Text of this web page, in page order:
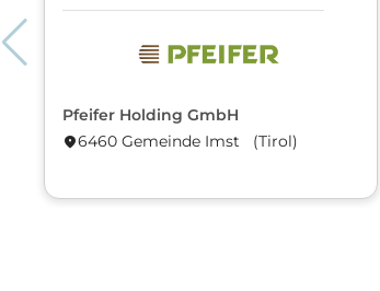
Pfeifer Holding GmbH
location_on6460 Gemeinde Imst (Tirol)